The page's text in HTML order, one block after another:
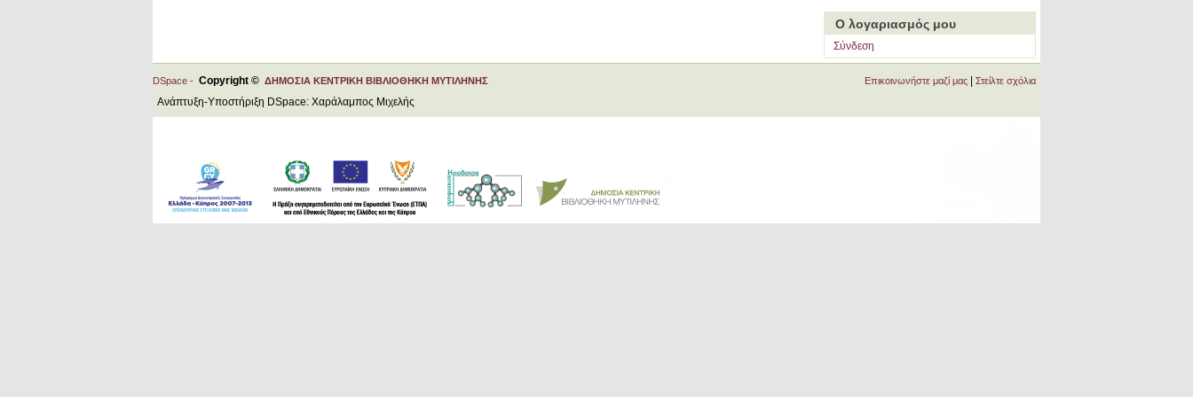
Ο λογαριασμός μου
Σύνδεση
DSpace - Copyright © ΔΗΜΟΣΙΑ ΚΕΝΤΡΙΚΗ ΒΙΒΛΙΟΘΗΚΗ ΜΥΤΙΛΗΝΗΣ
Ανάπτυξη-Υποστήριξη DSpace: Χαράλαμπος Μιχελής
Επικοινωνήστε μαζί μας Στείλτε σχόλια